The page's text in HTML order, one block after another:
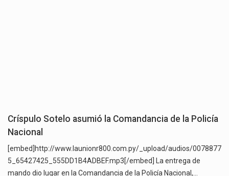
Críspulo Sotelo asumió la Comandancia de la Policía
Nacional
[embed]http://www.launionr800.com.py/_upload/audios/0078877
5_65427425_555DD1B4ADBEF.mp3[/embed] La entrega de
mando dio lugar en la Comandancia de la Policía Nacional,…